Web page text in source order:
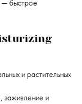
— быстрое
и растительных
заживление и